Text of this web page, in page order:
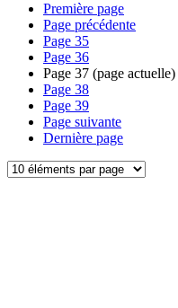
Première page
Page précédente
Page 35
Page 36
Page 37 (page actuelle)
Page 38
Page 39
Page suivante
Dernière page